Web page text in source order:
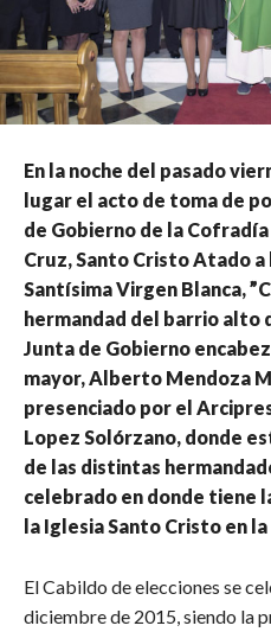
En la noche del pasado
lugar el acto de toma de
de Gobierno de la
Cruz, Santo Cristo Atado a
Santísima Virgen Blanca,
hermandad del barrio alto
Junta de Gobierno
mayor, Alberto Mendoza
presenciado por el
Lopez Solórzano, donde
de las distintas
celebrado en donde tiene
la Iglesia Santo Cristo en la
El Cabildo de elecciones se
diciembre de 2015, siendo la